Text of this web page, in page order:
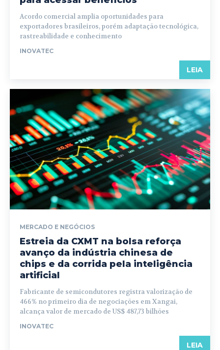
Acordo comercial amplia oportunidades para
exportadores brasileiros, porém adaptação tecnológica,
rastreabilidade e conhecimento
INOVATEC
LEIA
MERCADO E NEGÓCIOS
Estreia da CXMT na bolsa reforça
avanço da indústria chinesa de
chips e da corrida pela inteligência
artificial
Fabricante de semicondutores registra valorização de
466% no primeiro dia de negociações em Xangai,
alcança valor de mercado de US$ 487,73 bilhões
INOVATEC
LEIA